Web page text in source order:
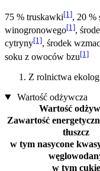
75 % truskawki[1], 20 %
winogronowego[1],
cytryny[1], środek
soku z owoców bzu[1]
Z rolnictwa
Wartość odżywcza
Wartość
Zawartość
tłuszcz
w tym nasycone
w tym